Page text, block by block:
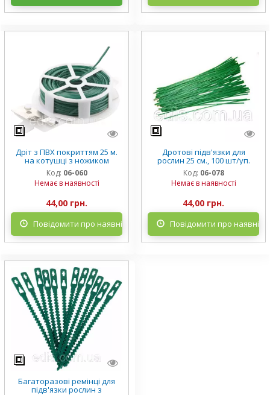
Дріт з ПВХ покриттям 25 м.
на котушці з ножиком
Код: 06-060
Немає в наявності
44,00 грн.
Повідомити про наявність
Дротові підв'язки для
рослин 25 см., 100 шт/уп.
Код: 06-078
Немає в наявності
44,00 грн.
Повідомити про
Багаторазові ремінці для
підв'язки рослин з